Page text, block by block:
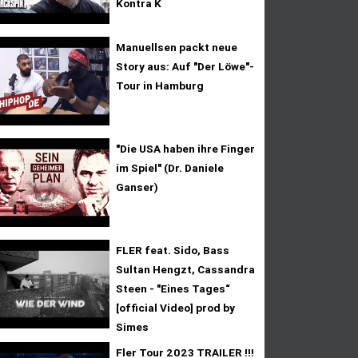
Kontra K
Manuellsen packt neue
Story aus: Auf "Der Löwe"-
Tour in Hamburg
"Die USA haben ihre Finger
im Spiel" (Dr. Daniele
Ganser)
FLER feat. Sido, Bass
Sultan Hengzt, Cassandra
Steen - "Eines Tages“
[official Video] prod by
Simes
Fler Tour 2023 TRAILER !!!